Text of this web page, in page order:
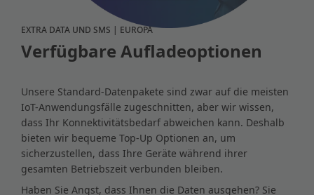
EXTRA DATA UND SMS | EUROPA
Verfügbare Aufladeoptionen
Unsere Standard-Datenpakete sind zwar auf die meisten
IoT-Anwendungsfälle zugeschnitten, aber wir wissen,
dass Ihr Konnektivitätsbedarf abweichen kann. Deshalb
bieten wir bequeme Top-Up Optionen an, um
sicherzustellen, dass Ihre Geräte während ihrer
gesamten Betriebszeit verbunden bleiben.
Haben Sie Angst, dass Ihnen die Daten ausgehen? Sie